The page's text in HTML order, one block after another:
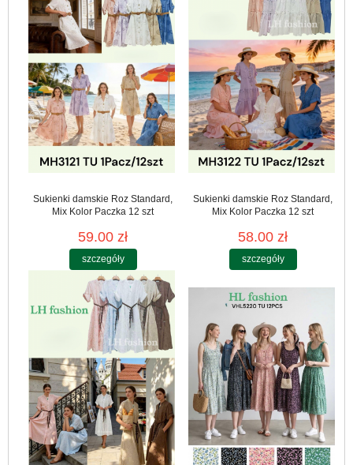
Sukienki damskie Roz Standard,
Mix Kolor Paczka 12 szt
59.00 zł
szczegóły
Sukienki damskie Roz Standard,
Mix Kolor Paczka 12 szt
58.00 zł
szczegóły